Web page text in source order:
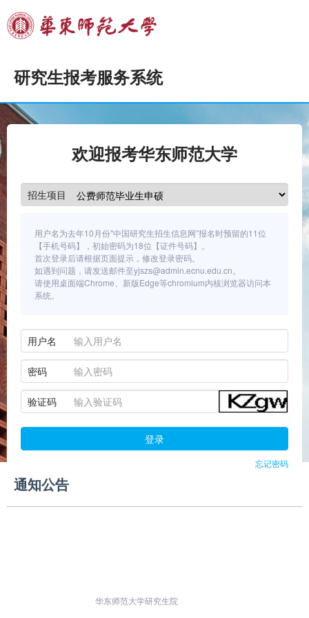
研究生报考服务系统
欢迎报考华东师范大学
招生项目
用户名为去年10月份"中国研究生招生信息网”报名时预留的11位
【手机号码】，初始密码为18位【证件号码】。
首次登录后请根据页面提示，修改登录密码。
如遇到问题，请发送邮件至yjszs@admin.ecnu.edu.cn。
请使用桌面端Chrome、新版Edge等chromium内核浏览器访问本
系统。
用户名
密码
验证码
登录
忘记密码
通知公告
华东师范大学研究生院